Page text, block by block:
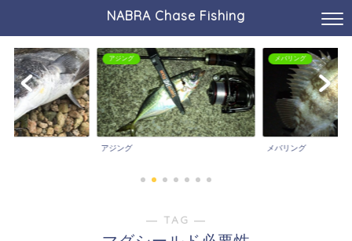
NABRA Chase Fishing
アジング
アジング
メバリング
メバリング
― TAG ―